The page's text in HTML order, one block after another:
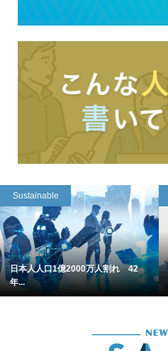
Sustainable
日本人人口1億2000万人割れ 42
年...